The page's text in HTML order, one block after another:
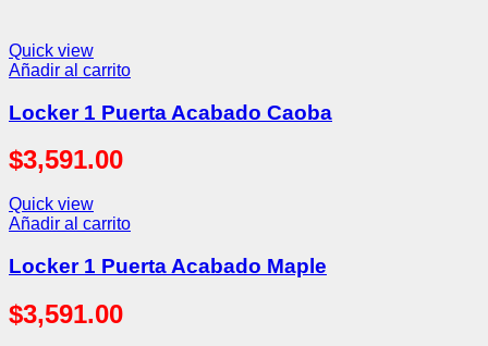
Quick view
Añadir al carrito
Locker 1 Puerta Acabado Caoba
$3,591.00
Quick view
Añadir al carrito
Locker 1 Puerta Acabado Maple
$3,591.00